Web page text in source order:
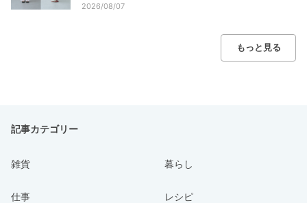
2026/08/07
もっと見る
記事カテゴリー
雑貨 暮らし
仕事 レシピ